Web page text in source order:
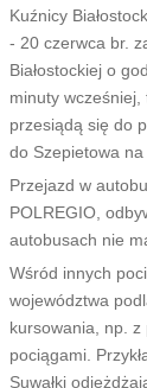
Kuźnicy
- 20 czerwca br.
Białostockiej o
minuty wcześniej,
przesiądą się do
do Szepietowa na
Przejazd w
POLREGIO,
autobusach nie
Wśród innych
województwa
kursowania, np.
pociągami.
Suwałki